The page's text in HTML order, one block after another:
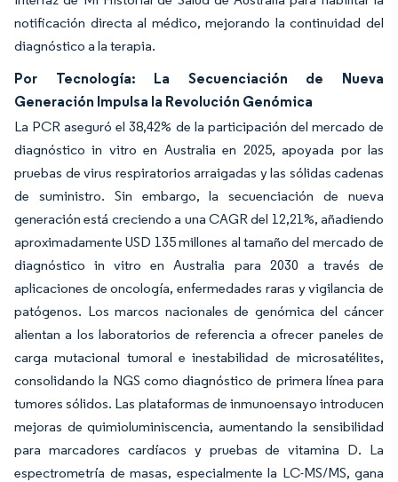
notificación directa al médico, mejorando la continuidad del
diagnóstico a la terapia.
Por Tecnología: La Secuenciación de Nueva
Generación Impulsa la Revolución Genómica
La PCR aseguró el 38,42% de la participación del mercado de
diagnóstico in vitro en Australia en 2025, apoyada por las
pruebas de virus respiratorios arraigadas y las sólidas cadenas
de suministro. Sin embargo, la secuenciación de nueva
generación está creciendo a una CAGR del 12,21%, añadiendo
aproximadamente USD 135 millones al tamaño del mercado de
diagnóstico in vitro en Australia para 2030 a través de
aplicaciones de oncología, enfermedades raras y vigilancia de
patógenos. Los marcos nacionales de genómica del cáncer
alientan a los laboratorios de referencia a ofrecer paneles de
carga mutacional tumoral e inestabilidad de microsatélites,
consolidando la NGS como diagnóstico de primera línea para
tumores sólidos. Las plataformas de inmunoensayo introducen
mejoras de quimioluminiscencia, aumentando la sensibilidad
para marcadores cardíacos y pruebas de vitamina D. La
espectrometría de masas, especialmente la LC-MS/MS, gana